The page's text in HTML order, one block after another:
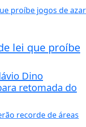
lei que proíbe
Dino
retomada do